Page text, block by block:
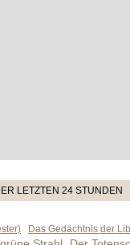
LETZTEN 24 STUNDEN
Das Gedächtnis der